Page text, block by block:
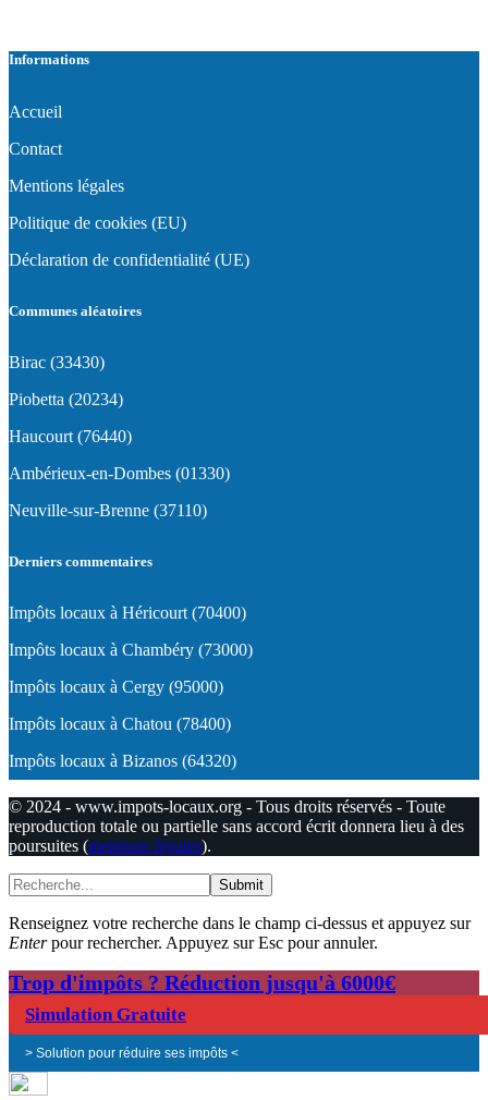
Informations
Accueil
Contact
Mentions légales
Politique de cookies (EU)
Déclaration de confidentialité (UE)
Communes aléatoires
Birac (33430)
Piobetta (20234)
Haucourt (76440)
Ambérieux-en-Dombes (01330)
Neuville-sur-Brenne (37110)
Derniers commentaires
Impôts locaux à Héricourt (70400)
Impôts locaux à Chambéry (73000)
Impôts locaux à Cergy (95000)
Impôts locaux à Chatou (78400)
Impôts locaux à Bizanos (64320)
© 2024 - www.impots-locaux.org - Tous droits réservés - Toute
reproduction totale ou partielle sans accord écrit donnera lieu à des
poursuites (mentions légales).
Submit
Renseignez votre recherche dans le champ ci-dessus et appuyez sur
Enterpour rechercher. Appuyez sur Esc pour annuler.
Trop d'impôts ? Réduction jusqu'à 6000€
Simulation Gratuite
> Solution pour réduire ses impôts <